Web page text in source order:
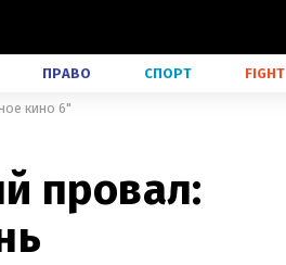
ПРАВО СПОРТ FIGHT
кино 6"
провал: